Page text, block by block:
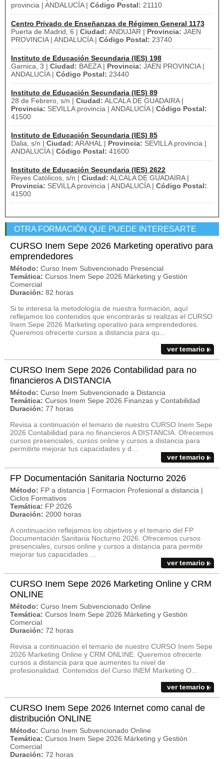
provincia | ANDALUCÍA | Código Postal: 21110
Centro Privado de Enseñanzas de Régimen General 1173
Puerta de Madrid, 6 | Ciudad: ANDUJAR | Provincia: JAEN
PROVINCIA | ANDALUCÍA | Código Postal: 23740
Instituto de Educación Secundaria (IES) 198
Garnica, 3 | Ciudad: BAEZA | Provincia: JAEN PROVINCIA |
ANDALUCÍA | Código Postal: 23440
Instituto de Educación Secundaria (IES) 89
28 de Febrero, s/n | Ciudad: ALCALA DE GUADAIRA |
Provincia: SEVILLA provincia | ANDALUCÍA | Código Postal:
41500
Instituto de Educación Secundaria (IES) 85
Dalia, s/n | Ciudad: ARAHAL | Provincia: SEVILLA provincia |
ANDALUCÍA | Código Postal: 41600
Instituto de Educación Secundaria (IES) 2622
Reyes Católicos, s/n | Ciudad: ALCALA DE GUADAIRA |
Provincia: SEVILLA provincia | ANDALUCÍA | Código Postal:
41500
OTRA FORMACIÓN QUE PUEDE INTERESARTE
CURSO Inem Sepe 2026 Marketing operativo para
emprendedores
Método: Curso Inem Subvencionado Presencial
Temática: Cursos Inem Sepe 2026 Márketing y Gestión
Comercial
Duración: 82 horas
Si te interesa la metodología de nuestra formación, aquí
reflejamos los contenidos que encontrarás si realizas el CURSO
Inem Sepe 2026 Marketing operativo para emprendedores.
Queremos ofrecerte cursos a distancia para qu...
ver temario
CURSO Inem Sepe 2026 Contabilidad para no
financieros A DISTANCIA
Método: Curso Inem Subvencionado a Distancia
Temática: Cursos Inem Sepe 2026 Finanzas y Contabilidad
Duración: 77 horas
Revisa a continuación el temario de nuestro CURSO Inem Sepe
2026 Contabilidad para no financieros A DISTANCIA. Ofrecemos
cursos presenciales, cursos online y cursos a distancia para
permitirte mejorar tus capacidades y d...
ver temario
FP Documentación Sanitaria Nocturno 2026
Método: FP a distancia | Formacion Profesional a distancia |
Ciclos Formativos
Temática: FP 2026
Duración: 2000 horas
A continuación reflejamos los objetivos y el temario del FP
Documentación Sanitaria Nocturno 2026. Ofrecemos cursos
presenciales, cursos online y cursos a distancia para permitir
mejorar tus capacidades ...
ver temario
CURSO Inem Sepe 2026 Marketing Online y CRM
ONLINE
Método: Curso Inem Subvencionado Online
Temática: Cursos Inem Sepe 2026 Márketing y Gestión
Comercial
Duración: 72 horas
Revisa a continuación el temario de nuestro CURSO Inem Sepe
2026 Marketing Online y CRM ONLINE. Queremos ofrecerte
cursos a distancia para que aumentes tu nivel de
profesionalidad. Contenidos del Curso INEM Marketing O...
ver temario
CURSO Inem Sepe 2026 Internet como canal de
distribución ONLINE
Método: Curso Inem Subvencionado Online
Temática: Cursos Inem Sepe 2026 Márketing y Gestión
Comercial
Duración: 72 horas